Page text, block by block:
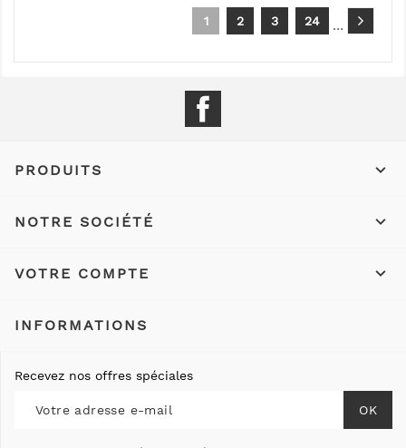
1 2 3 …
24
PRODUITS 
NOTRE SOCIÉTÉ 
VOTRE COMPTE 
INFORMATIONS
Recevez nos offres spéciales